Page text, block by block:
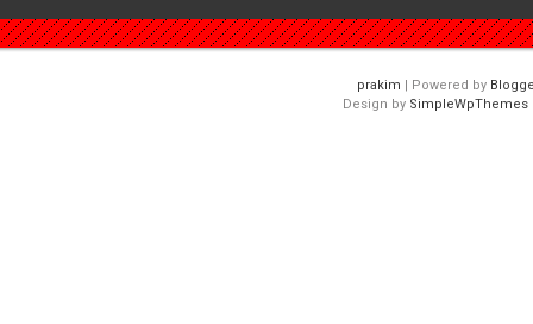
| Powered by
Design by SimpleWpThemes